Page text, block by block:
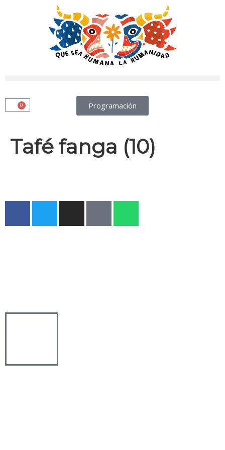
Programación
0
Tafé fanga (10)